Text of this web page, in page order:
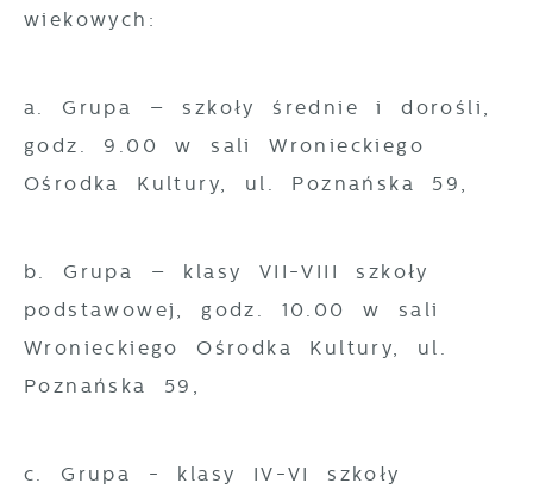
wiekowych:
a. Grupa – szkoły średnie i dorośli,
godz. 9.00 w sali Wronieckiego
Ośrodka Kultury, ul. Poznańska 59,
b. Grupa – klasy VII-VIII szkoły
podstawowej, godz. 10.00 w sali
Wronieckiego Ośrodka Kultury, ul.
Poznańska 59,
c. Grupa - klasy IV-VI szkoły